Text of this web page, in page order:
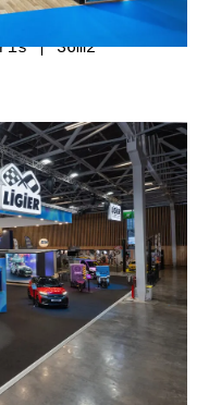
| 36m2